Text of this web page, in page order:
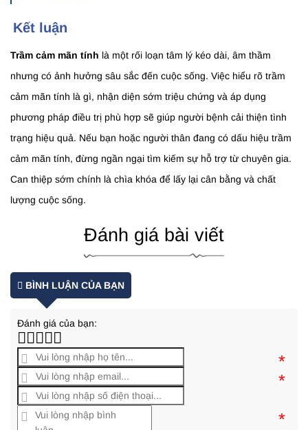
Kết luận
Trầm cảm mãn tính là một rối loạn tâm lý kéo dài, âm thầm
nhưng có ảnh hưởng sâu sắc đến cuộc sống. Việc hiểu rõ trầm
cảm mãn tính là gì, nhận diện sớm triệu chứng và áp dụng
phương pháp điều trị phù hợp sẽ giúp người bệnh cải thiện tình
trạng hiệu quả. Nếu bạn hoặc người thân đang có dấu hiệu trầm
cảm mãn tính, đừng ngần ngại tìm kiếm sự hỗ trợ từ chuyên gia.
Can thiệp sớm chính là chìa khóa để lấy lại cân bằng và chất
lượng cuộc sống.
Đánh giá bài viết
BÌNH LUẬN CỦA BẠN
Đánh giá của bạn:
*
*
*